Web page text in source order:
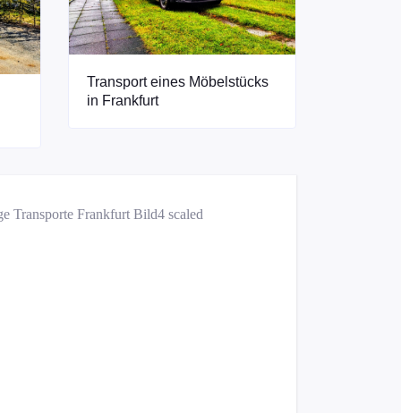
Transport eines Möbelstücks
in Frankfurt